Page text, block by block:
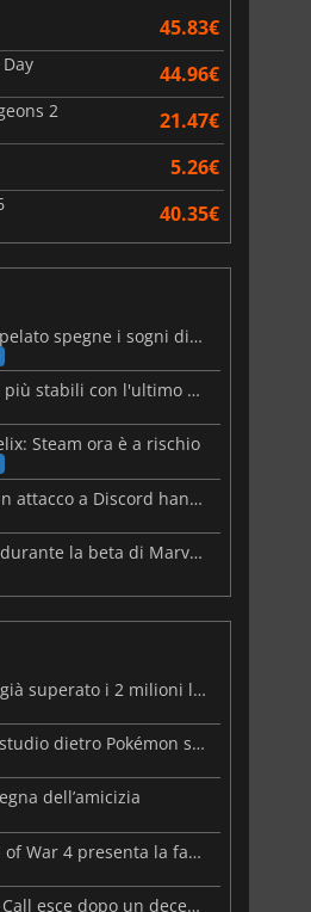
45.83€
44.96€
2 21.47€
5.26€
40.35€
Steam Frame: il prezzo trapelato spegne i sogni di un VR economico
Palworld: Sunreach e boss più stabili con l'ultimo update
Steam ora è a rischio
Le mappe dei malware e un attacco a Discord hanno colpito Meccha Chameleon
PlayStation Network in tilt durante la beta di Marvel Tōkon
Resident Evil: Veronica ha già superato i 2 milioni liste dei desideri
Beast of Reincarnation: lo studio dietro Pokémon su una nuova strada
dell’amicizia
Warhammer 40.000: Dawn of War 4 presenta la fazione dei Necron
Forsaken Realms: Vahrin's Call esce dopo un decennio di sviluppo